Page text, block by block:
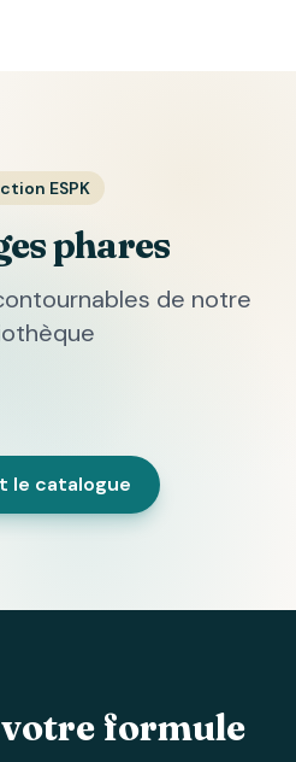
ESPK
phares
de notre
le catalogue
votre formule